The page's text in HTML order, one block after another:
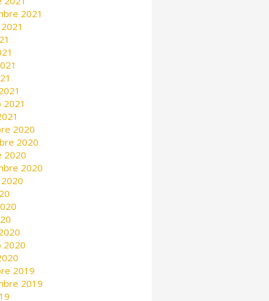
2021
2020
2020
2020
2020
2020
2019
2019